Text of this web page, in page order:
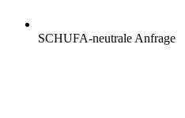
SCHUFA-neutrale Anfrage